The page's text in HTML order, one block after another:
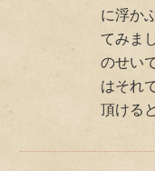
に浮か
てみま
のせい
はそれ
頂ける